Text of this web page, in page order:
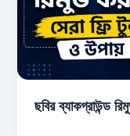
ছবির ব্যাকগ্রাউন্ড